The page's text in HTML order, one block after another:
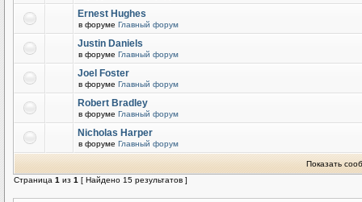
Ernest Hughes
в форуме Главный форум
Justin Daniels
в форуме Главный форум
Joel Foster
в форуме Главный форум
Robert Bradley
в форуме Главный форум
Nicholas Harper
в форуме Главный форум
Показать
Страница 1 из 1 [ Найдено 15 результатов ]